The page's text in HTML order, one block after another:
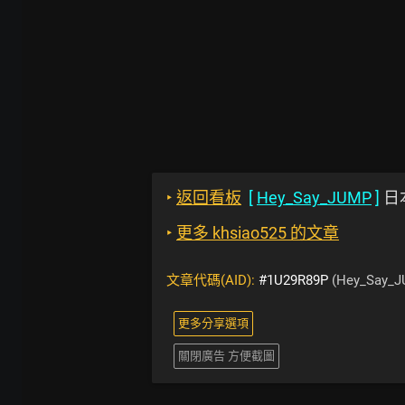
‣ 返回看板 [ Hey_Say_JUMP] 日
‣ 更多 khsiao525 的文章
文章代碼(AID): #1U29R89P
更多分享選項
關閉廣告 方便截圖